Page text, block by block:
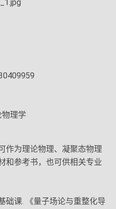
物理学
作为理论物理、凝聚态物理
和参考书，也可供相关专业
础课. 《量子场论与重整化导